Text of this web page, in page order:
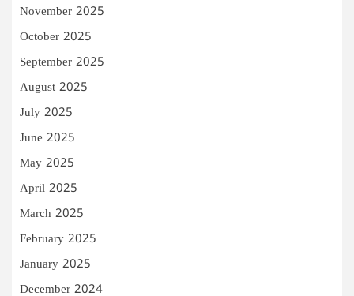
November 2025
October 2025
September 2025
August 2025
July 2025
June 2025
May 2025
April 2025
March 2025
February 2025
January 2025
December 2024